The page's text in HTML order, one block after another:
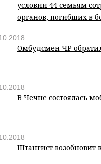
условий 44 семьям
органов, погибших в
Омбудсмен ЧР
В Чечне состоялась
Штангист возобновит